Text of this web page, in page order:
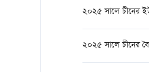
২০২৫ সালে চীনের
২০২৫ সালে চীনের